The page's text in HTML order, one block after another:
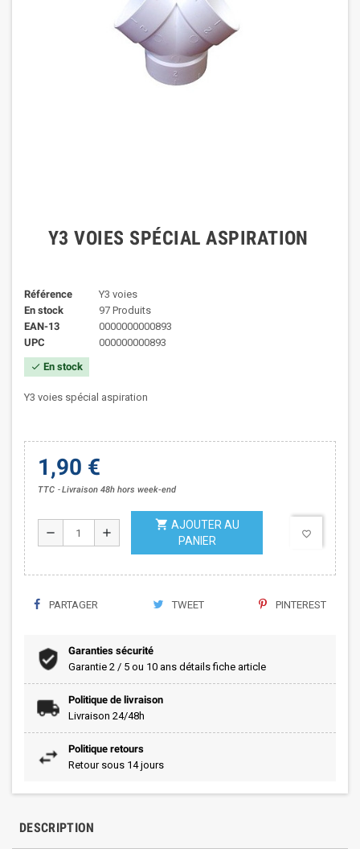
Y3 VOIES SPÉCIAL ASPIRATION
Référence
Y3 voies
En stock
97 Produits
EAN-13
0000000000893
UPC
000000000893
check En stock
Y3 voies spécial aspiration
1,90 €
TTC Livraison 48h hors week-end
remove add
shopping_cart AJOUTER AU
PANIER
favorite_border
PARTAGER TWEET PINTEREST
Garanties sécurité
Garantie 2 / 5 ou 10 ans détails fiche article
Politique de livraison
Livraison 24/48h
Politique retours
Retour sous 14 jours
DESCRIPTION